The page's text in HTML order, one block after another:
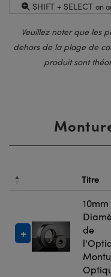
SHIFT + SELECT an
Veuillez noter que les
dehors de la plage de
produit sont
Titre
10mm
de